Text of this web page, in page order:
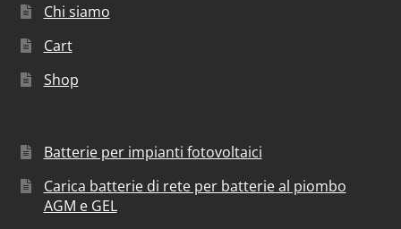
Chi siamo
Cart
Shop
Batterie per impianti fotovoltaici
Carica batterie di rete per batterie al piombo
AGM e GEL